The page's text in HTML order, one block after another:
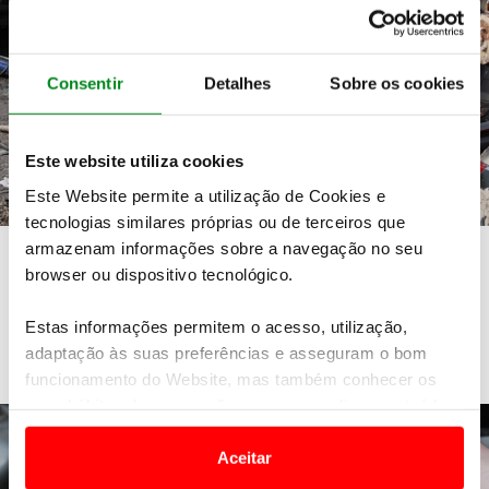
Consentir Detalhes Sobre os cookies
Este website utiliza cookies
Este Website permite a utilização de Cookies e
tecnologias similares próprias ou de terceiros que
armazenam informações sobre a navegação no seu
browser ou dispositivo tecnológico.
Estas informações permitem o acesso, utilização,
adaptação às suas preferências e asseguram o bom
funcionamento do Website, mas também conhecer os
e anúncios de modo a promover produtos e/ou serviços.
Em alguns casos, a utilização destas tecnologias
Aceitar
Substituir peças do carro por peças usadas
de sucata